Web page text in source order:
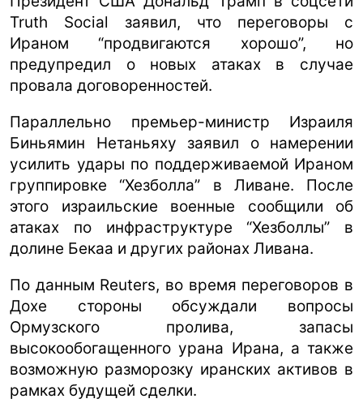
Truth Social заявил, что переговоры с
Ираном “продвигаются хорошо”, но
предупредил о новых атаках в случае
провала договоренностей.
Параллельно премьер-министр Израиля
Биньямин Нетаньяху заявил о намерении
усилить удары по поддерживаемой Ираном
группировке “Хезболла” в Ливане. После
этого израильские военные сообщили об
атаках по инфраструктуре “Хезболлы” в
долине Бекаа и других районах Ливана.
По данным Reuters, во время переговоров в
Дохе стороны обсуждали вопросы
Ормузского пролива, запасы
высокообогащенного урана Ирана, а также
возможную разморозку иранских активов в
рамках будущей сделки.